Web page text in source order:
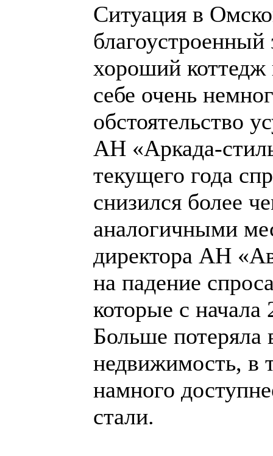
Ситуация в
хороший коттедж
себе очень
обстоятельство
АН «Аркада-
текущего года
снизился более
аналогичными
директора АН
на падение
которые с начала
Больше потеряла
недвижимость, в
намного
стали.